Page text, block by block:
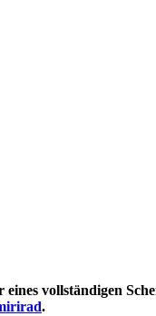
vollständigen
.